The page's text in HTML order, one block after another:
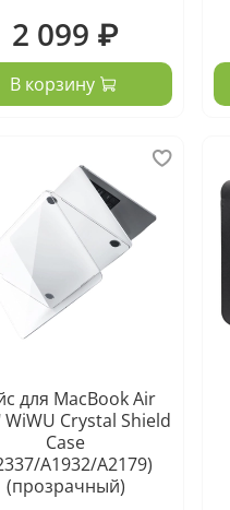
2 099 ₽
В корзину
для MacBook Air
WiWU Crystal Shield
Case
A1932/A2179)
(прозрачный)